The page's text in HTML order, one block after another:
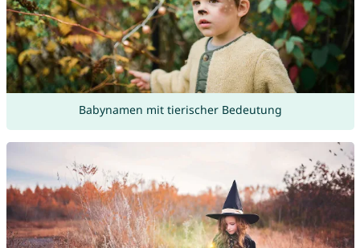
Babynamen mit tierischer Bedeutung